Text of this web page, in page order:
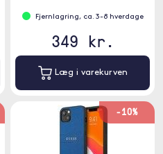
Fjernlagring, ca. 3-8 hverdage
349 kr.
Læg i varekurven
-10%